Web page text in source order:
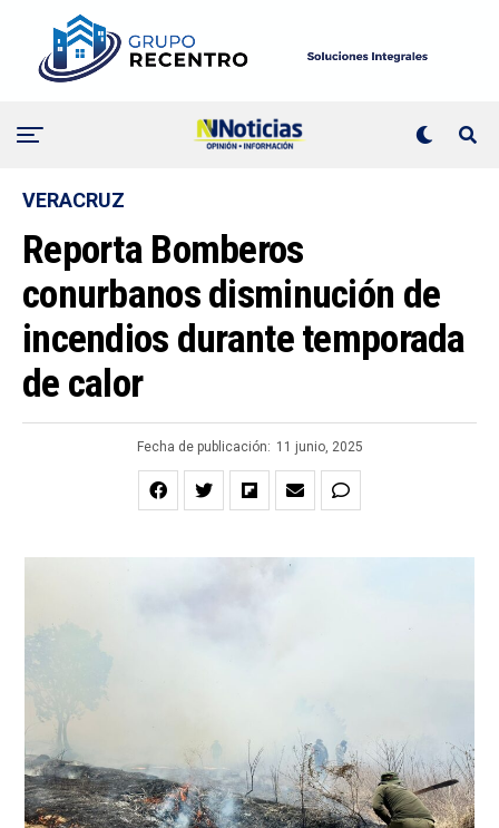
VERACRUZ
Reporta Bomberos
conurbanos disminución de
incendios durante temporada
de calor
Fecha de publicación: 11 junio, 2025